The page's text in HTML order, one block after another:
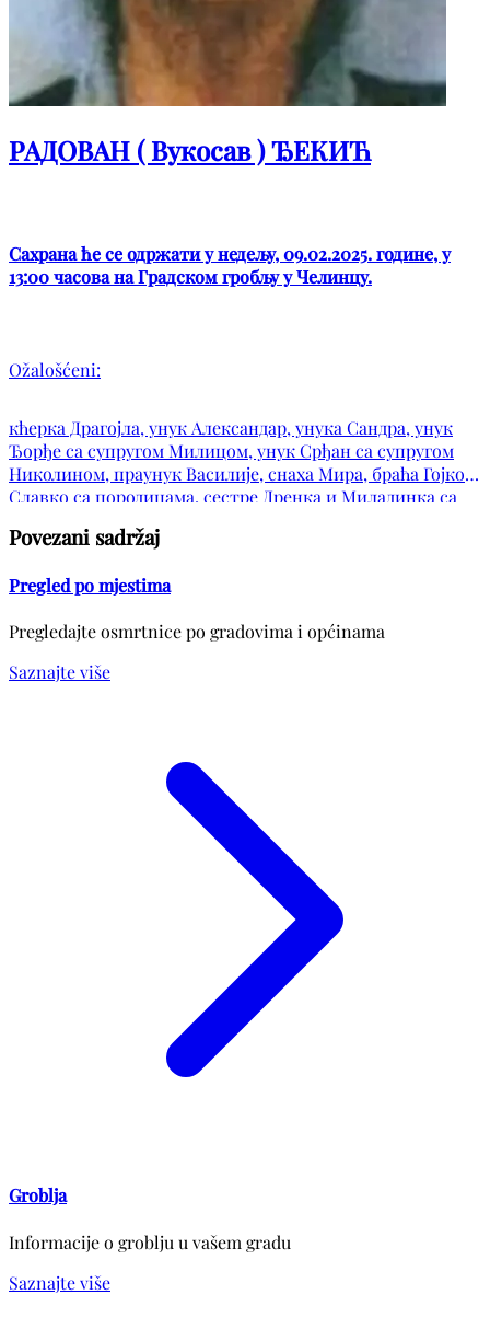
РАДОВАН ( Вукосав ) ЂЕКИЋ
Сахрана ће се одржати у недељу, 09.02.2025. године, у
13:00 часова на Градском гробљу у Челинцу.
Ožalošćeni:
кћерка Драгојла, унук Александар, унука Сандра, унук
Ђорђе са супругом Милицом, унук Срђан са супругом
Николином, праунук Василије, снаха Мира, браћа Гојко и
Славко са породицама, сестре Дренка и Миладинка са
Povezani sadržaj
Pregled po mjestima
Pregledajte osmrtnice po gradovima i općinama
Saznajte više
Groblja
Informacije o groblju u vašem gradu
Saznajte više